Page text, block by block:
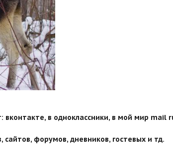
в одноклассники, в мой мир mail
сайтов, форумов, дневников, гостевых и тд.